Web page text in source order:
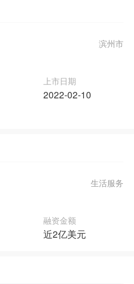
滨州市
上市日期
2022-02-10
生活服务
融资金额
近2亿美元